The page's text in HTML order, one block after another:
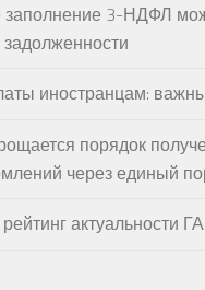
3-НДФЛ
иностранцам:
порядок
через единый
актуальности